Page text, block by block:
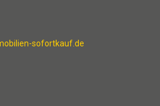
sofortkauf.de